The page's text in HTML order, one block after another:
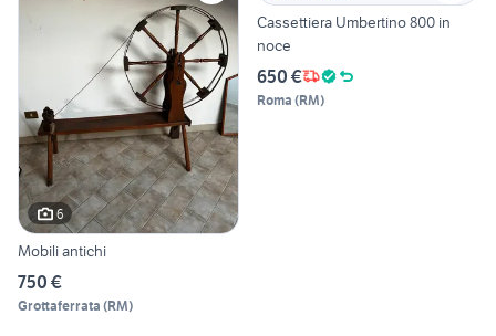
6
Mobili antichi
750 €
Grottaferrata (RM)
Cassettiera Umbertino 800 in
noce
650 €
Roma (RM)